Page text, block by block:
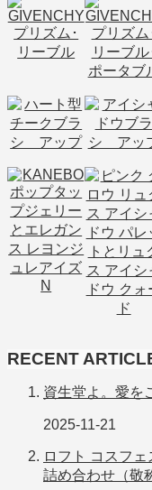
RECENT
資生堂よ。愛を
2025-11-21
ロフト コスフ
詰め合わせ（敬